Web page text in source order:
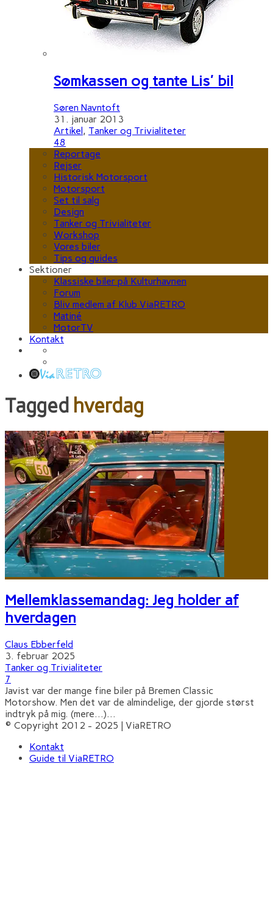
Sømkassen og tante Lis' bil
Søren Navntoft
31. januar 2013
Artikel, Tanker og Trivialiteter
48
Reportage
Rejser
Historisk Motorsport
Motorsport
Set til salg
Design
Tanker og Trivialiteter
Workshop
Vores biler
Tips og guides
Sektioner
Klassiske biler på Kulturhavnen
Forum
Bliv medlem af Klub ViaRETRO
Matiné
MotorTV
Kontakt
Tagged hverdag
Mellemklassemandag: Jeg holder af
hverdagen
Claus Ebberfeld
3. februar 2025
Tanker og Trivialiteter
7
Javist var der mange fine biler på Bremen Classic
Motorshow. Men det var de almindelige, der gjorde størst
indtryk på mig. (mere…)...
© Copyright 2012 - 2025 | ViaRETRO
Kontakt
Guide til ViaRETRO